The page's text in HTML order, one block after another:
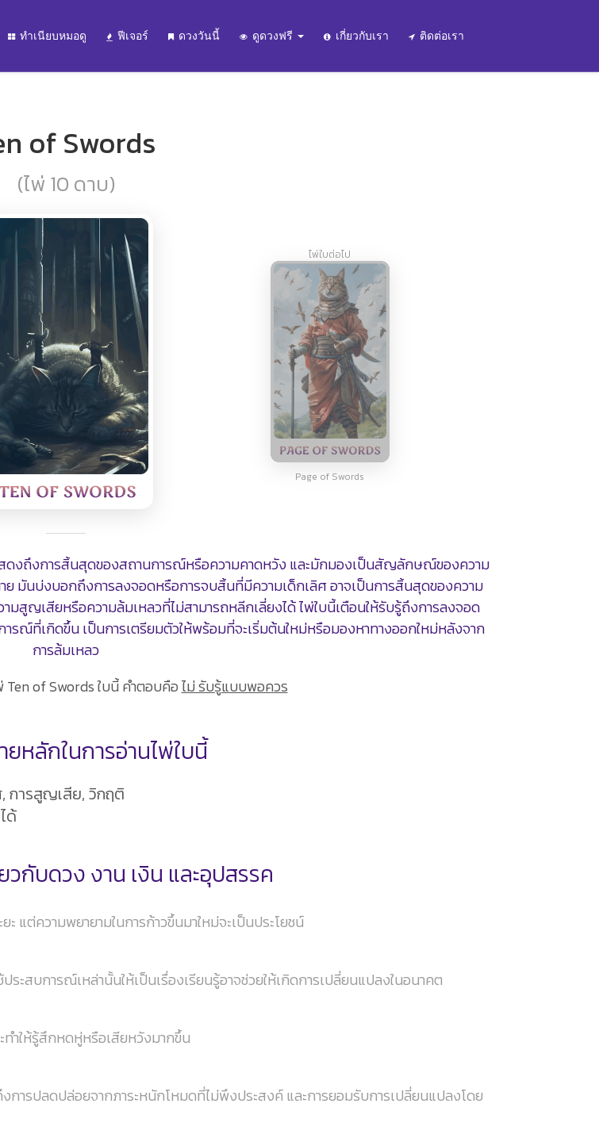
ทำเนียบหมอดู ฟีเจอร์ ดวงวันนี้ ดูดวงฟรี เกี่ยวกับเรา ติดต่อเรา
of Swords
(ไพ่ 10 ดาบ)
ไพ่ใบต่อไป
Page of Swords
ดงถึงการสิ้นสุดของสถานการณ์หรือความคาดหวัง และมักมองเป็นสัญลักษณ์ของความ
ย มันบ่งบอกถึงการลงจอดหรือการจบสิ้นที่มีความเด็กเลิศ อาจเป็นการสิ้นสุดของความ
สูญเสียหรือความล้มเหลวที่ไม่สามารถหลีกเลี่ยงได้ ไพ่ใบนี้เตือนให้รับรู้ถึงการลงจอด
ณ์ที่เกิดขึ้น เป็นการเตรียมตัวให้พร้อมที่จะเริ่มต้นใหม่หรือมองหาทางออกใหม่หลังจาก
การล้มเหลว
Ten of Swords ใบนี้ คำตอบคือไม่ รับรู้แบบพอควร
ยหลักในการอ่านไพ่ใบนี้
การสูญเสีย, วิกฤติ
ด้
วกับดวง งาน เงิน และอุปสรรค
แต่ความพยายามในการก้าวขึ้นมาใหม่จะเป็นประโยชน์
ะสบการณ์เหล่านั้นให้เป็นเรื่องเรียนรู้อาจช่วยให้เกิดการเปลี่ยนแปลงในอนาคต
ำให้รู้สึกหดหู่หรือเสียหวังมากขึ้น
รปลดปล่อยจากภาระหนักโหมดที่ไม่พึงประสงค์ และการยอมรับการเปลี่ยนแปลงโดย